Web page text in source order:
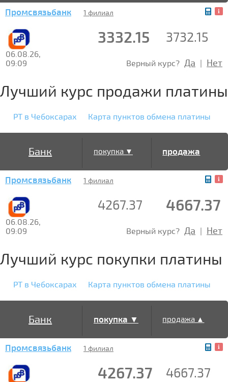
Промсвязьбанк 1 филиал
3332.15 3732.15
06.08.26,
09:09
Верный курс? Да | Нет
Лучший курс продажи платины
PT в Чебоксарах Карта пунктов обмена платины
Банк покупка ▼ продажа
Промсвязьбанк 1 филиал
4267.37 4667.37
06.08.26,
09:09
Верный курс? Да | Нет
Лучший курс покупки платины
PT в Чебоксарах Карта пунктов обмена платины
Банк покупка ▼ продажа ▲
Промсвязьбанк 1 филиал
4267.37 4667.37